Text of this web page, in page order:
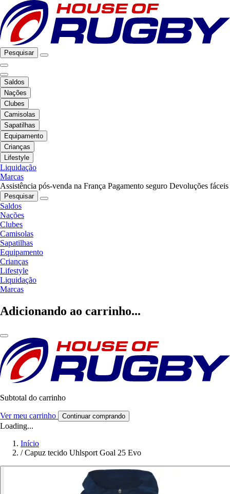
Pesquisar
Saldos
Nações
Clubes
Camisolas
Sapatilhas
Equipamento
Crianças
Lifestyle
Liquidação
Marcas
Assistência pós-venda na França Pagamento seguro Devoluções fáceis
Pesquisar
Saldos
Nações
Clubes
Camisolas
Sapatilhas
Equipamento
Crianças
Lifestyle
Liquidação
Marcas
Adicionando ao carrinho...
Subtotal do carrinho
Ver meu carrinho Continuar comprando
Loading...
Início
/ Capuz tecido Uhlsport Goal 25 Evo